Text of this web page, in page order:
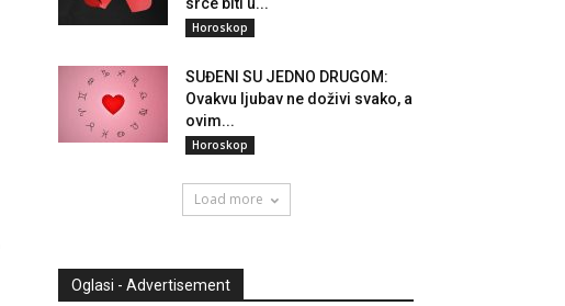
Horoskop
SUĐENI SU JEDNO DRUGOM:
Ovakvu ljubav ne doživi svako, a
ovim...
Horoskop
Load more
Oglasi - Advertisement